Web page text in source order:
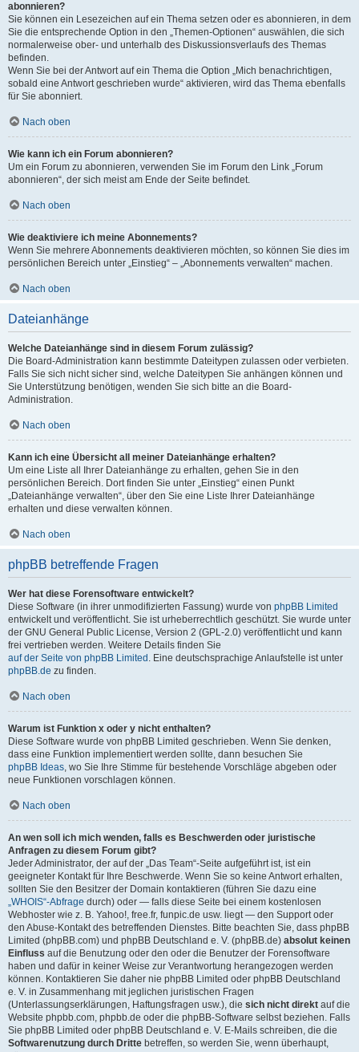
abonnieren?
Sie können ein Lesezeichen auf ein Thema setzen oder es abonnieren, in dem
Sie die entsprechende Option in den „Themen-Optionen“ auswählen, die sich
normalerweise ober- und unterhalb des Diskussionsverlaufs des Themas
befinden.
Wenn Sie bei der Antwort auf ein Thema die Option „Mich benachrichtigen,
sobald eine Antwort geschrieben wurde“ aktivieren, wird das Thema ebenfalls
für Sie abonniert.
Nach oben
Wie kann ich ein Forum abonnieren?
Um ein Forum zu abonnieren, verwenden Sie im Forum den Link „Forum
abonnieren“, der sich meist am Ende der Seite befindet.
Nach oben
Wie deaktiviere ich meine Abonnements?
Wenn Sie mehrere Abonnements deaktivieren möchten, so können Sie dies im
persönlichen Bereich unter „Einstieg“ – „Abonnements verwalten“ machen.
Nach oben
Dateianhänge
Welche Dateianhänge sind in diesem Forum zulässig?
Die Board-Administration kann bestimmte Dateitypen zulassen oder verbieten.
Falls Sie sich nicht sicher sind, welche Dateitypen Sie anhängen können und
Sie Unterstützung benötigen, wenden Sie sich bitte an die Board-
Administration.
Nach oben
Kann ich eine Übersicht all meiner Dateianhänge erhalten?
Um eine Liste all Ihrer Dateianhänge zu erhalten, gehen Sie in den
persönlichen Bereich. Dort finden Sie unter „Einstieg“ einen Punkt
„Dateianhänge verwalten“, über den Sie eine Liste Ihrer Dateianhänge
erhalten und diese verwalten können.
Nach oben
phpBB betreffende Fragen
Wer hat diese Forensoftware entwickelt?
Diese Software (in ihrer unmodifizierten Fassung) wurde von phpBB Limited
entwickelt und veröffentlicht. Sie ist urheberrechtlich geschützt. Sie wurde unter
der GNU General Public License, Version 2 (GPL-2.0) veröffentlicht und kann
frei vertrieben werden. Weitere Details finden Sie
auf der Seite von phpBB Limited . Eine deutschsprachige Anlaufstelle ist unter
phpBB.de zu finden.
Nach oben
Warum ist Funktion x oder y nicht enthalten?
Diese Software wurde von phpBB Limited geschrieben. Wenn Sie denken,
dass eine Funktion implementiert werden sollte, dann besuchen Sie
phpBB Ideas, wo Sie Ihre Stimme für bestehende Vorschläge abgeben oder
neue Funktionen vorschlagen können.
Nach oben
An wen soll ich mich wenden, falls es Beschwerden oder juristische
Anfragen zu diesem Forum gibt?
Jeder Administrator, der auf der „Das Team“-Seite aufgeführt ist, ist ein
geeigneter Kontakt für Ihre Beschwerde. Wenn Sie so keine Antwort erhalten,
sollten Sie den Besitzer der Domain kontaktieren (führen Sie dazu eine
„WHOIS“-Abfrage durch) oder — falls diese Seite bei einem kostenlosen
Webhoster wie z. B. Yahoo!, free.fr, funpic.de usw. liegt — den Support oder
den Abuse-Kontakt des betreffenden Dienstes. Bitte beachten Sie, dass phpBB
Limited (phpBB.com) und phpBB Deutschland e. V. (phpBB.de) absolut keinen
Einfluss auf die Benutzung oder den oder die Benutzer der Forensoftware
haben und dafür in keiner Weise zur Verantwortung herangezogen werden
können. Kontaktieren Sie daher nie phpBB Limited oder phpBB Deutschland
e. V. in Zusammenhang mit jeglichen juristischen Fragen
(Unterlassungserklärungen, Haftungsfragen usw.), die sich nicht direkt auf die
Website phpbb.com, phpbb.de oder die phpBB-Software selbst beziehen. Falls
Sie phpBB Limited oder phpBB Deutschland e. V. E-Mails schreiben, die die
Softwarenutzung durch Dritte betreffen, so werden Sie, wenn überhaupt,